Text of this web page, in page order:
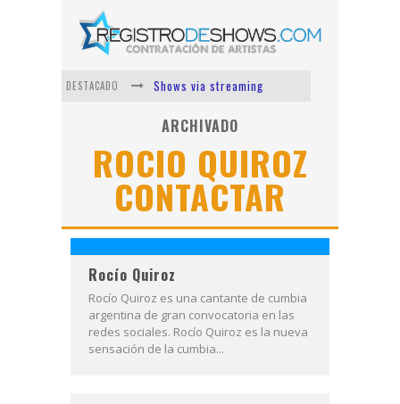
DESTACADO
Shows via streaming
Lit Killah
Nicki Nicole
Duki
Vi Em
ARCHIVADO
ROCIO QUIROZ
CONTACTAR
Rocío Quiroz
Rocío Quiroz es una cantante de cumbia
argentina de gran convocatoria en las
redes sociales. Rocío Quiroz es la nueva
sensación de la cumbia...